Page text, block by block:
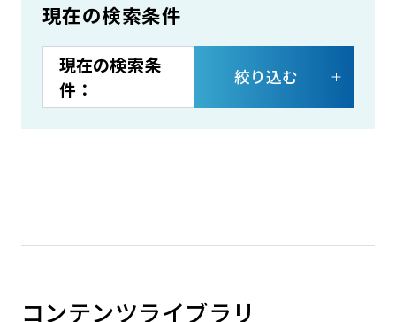
現在の検索条件
絞り込む
コンテンツライブラリ